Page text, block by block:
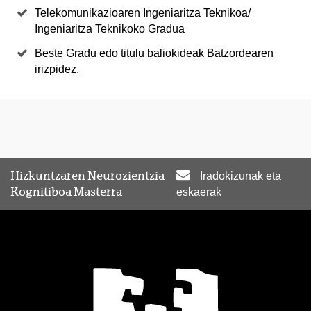
Telekomunikazioaren Ingeniaritza Teknikoa/
Ingeniaritza Teknikoko Gradua
Beste Gradu edo titulu baliokideak Batzordearen
irizpidez.
Hizkuntzaren Neurozientzia
Kognitiboa Masterra
Iradokizunak eta
eskaerak